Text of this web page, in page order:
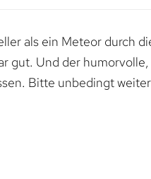
als ein Meteor durch
gut. Und der humorvolle,
Bitte unbedingt